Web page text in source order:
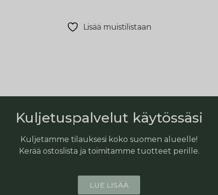
Lisää muistilistaan
Kuljetuspalvelut käytössäsi
Kuljetamme tilauksesi koko suomen alueelle!
Kerää ostoslista ja toimitamme tuotteet perille.
LUE LISÄÄ